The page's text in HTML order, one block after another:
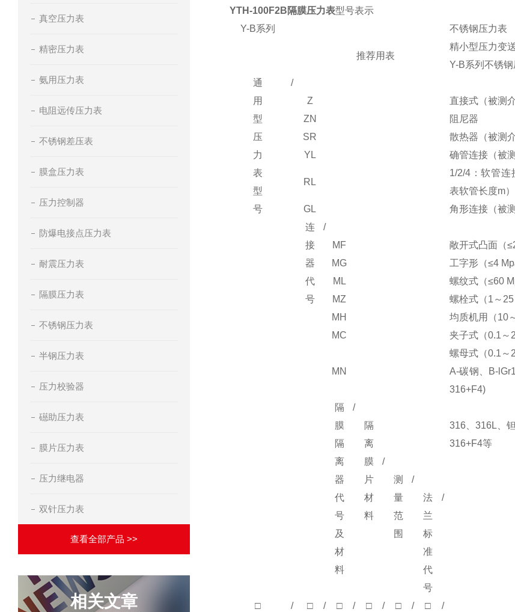
真空压力表
精密压力表
氨用压力表
电阻远传压力表
不锈钢差压表
膜盒压力表
压力控制器
防爆电接点压力表
耐震压力表
隔膜压力表
不锈钢压力表
半钢压力表
压力校验器
礠助压力表
膜片压力表
压力继电器
双针压力表
查看全部产品 >>
相关文章
YTH-100F2B隔膜压力表型号表示
Y-B系列
不锈钢压力表
推荐用表
精小型压力变
Y-B系列不锈
通
用
型
压
力
表
型
号
/
Z
直接式（被测
ZN
阻尼器
SR
散热器（被测
YL
确管连接（被
RL
1/2/4：软管
表软管长度m）
GL
角形连接（被
连
接
器
代
号
/
MF
敞开式凸面（≤
MG
工字形（≤4
ML
螺纹式（≤60
MZ
螺栓式（1～25
MH
均质机用（10
MC
夹子式（0.1～
MN
螺母式（0.1～
A-碳钢、B-
316+F4)
隔
膜
隔
离
器
代
号
及
材
料
/
隔
离
膜
片
材
料
316 316L、
316+F4等
/
测
量
范
围
/
法
兰
标
准
代
号
/
□ / □ / □ / □ / □ / □ /